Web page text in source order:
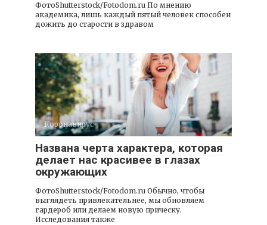
ФотоShutterstock/Fotodom.ru По мнению
академика, лишь каждый пятый человек способен
дожить до старости в здравом
Коронавирус
Названа черта характера, которая
делает нас красивее в глазах
окружающих
ФотоShutterstock/Fotodom.ru Обычно, чтобы
выглядеть привлекательнее, мы обновляем
гардероб или делаем новую прическу.
Исследования также